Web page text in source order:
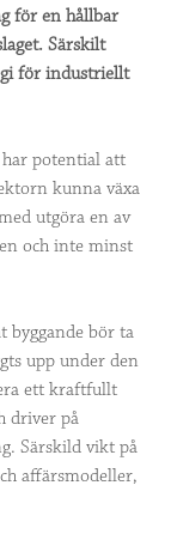
för en hållbar
Särskilt
för industriellt
potential att
kunna växa
utgöra en av
och inte minst
byggande bör ta
upp under den
ett kraftfullt
driver på
Särskild vikt på
affärsmodeller,